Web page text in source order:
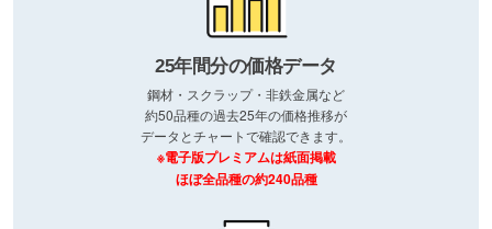
25年間分の価格データ
鋼材・スクラップ・非鉄金属など
約50品種の過去25年の価格推移が
データとチャートで確認できます。
※電子版プレミアムは紙面掲載
ほぼ全品種の約240品種